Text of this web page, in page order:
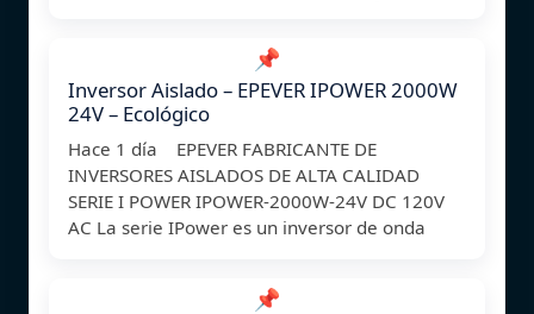
📌
Inversor Aislado – EPEVER IPOWER 2000W
24V – Ecológico
Hace 1 día EPEVER FABRICANTE DE
INVERSORES AISLADOS DE ALTA CALIDAD
SERIE I POWER IPOWER-2000W-24V DC 120V
AC La serie IPower es un inversor de onda
📌